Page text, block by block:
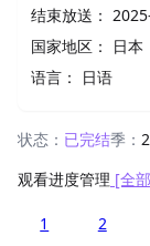
结束放送：
国家地区：
日本
语言：
日语
状态： 已完结季：
观看进度管理 [全
1 2